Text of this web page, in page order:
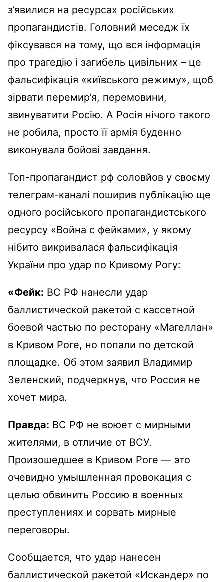
з’явилися на ресурсах російських
пропагандистів. Головний меседж їх
фіксувався на тому, що вся інформація
про трагедію і загибель цивільних – це
фальсифікація «київського режиму», щоб
зірвати перемир’я, перемовини,
звинуватити Росію. А Росія нічого такого
не робила, просто її армія буденно
виконувала бойові завдання.
Топ-пропагандист рф соловйов у своєму
телеграм-каналі поширив публікацію ще
одного російського пропагандистського
ресурсу «Война с фейками», у якому
нібито викривалася фальсифікація
України про удар по Кривому Рогу:
«Фейк: ВС РФ нанесли удар
баллистической ракетой с кассетной
боевой частью по ресторану «Магеллан»
в Кривом Роге, но попали по детской
площадке. Об этом заявил Владимир
Зеленский, подчеркнув, что Россия не
хочет мира.
Правда: ВС РФ не воюет с мирными
жителями, в отличие от ВСУ.
Произошедшее в Кривом Роге — это
очевидно умышленная провокация с
целью обвинить Россию в военных
преступлениях и сорвать мирные
переговоры.
Сообщается, что удар нанесен
баллистической ракетой «Искандер» по